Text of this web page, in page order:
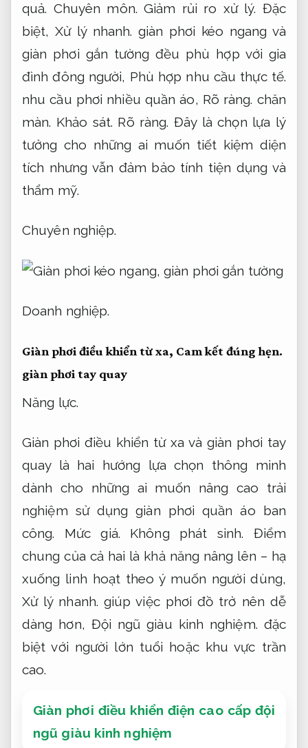
quả. Chuyên môn. Giảm rủi ro xử lý. Đặc
biệt,Xử lý nhanh. giàn phơi kéo ngang và
giàn phơi gắn tường đều phù hợp với gia
đình đông người, Phù hợp nhu cầu thực tế.
nhu cầu phơi nhiều quần áo, Rõ ràng. chăn
màn. Khảo sát. Rõ ràng. Đây là chọn lựa lý
tưởng cho những ai muốn tiết kiệm diện
tích nhưng vẫn đảm bảo tính tiện dụng và
thẩm mỹ.
Chuyên nghiệp.
Doanh nghiệp.
Giàn phơi điều khiển từ xa, Cam kết đúng hẹn.
giàn phơi tay quay
Năng lực.
Giàn phơi điều khiển từ xa và giàn phơi tay
quay là hai hướng lựa chọn thông minh
dành cho những ai muốn nâng cao trải
nghiệm sử dụng giàn phơi quần áo ban
công. Mức giá. Không phát sinh. Điểm
chung của cả hai là khả năng nâng lên – hạ
xuống linh hoạt theo ý muốn người dùng,
Xử lý nhanh. giúp việc phơi đồ trở nên dễ
dàng hơn, Đội ngũ giàu kinh nghiệm. đặc
biệt với người lớn tuổi hoặc khu vực trần
cao.
Giàn phơi điều khiển điện cao cấp đội
ngũ giàu kinh nghiệm